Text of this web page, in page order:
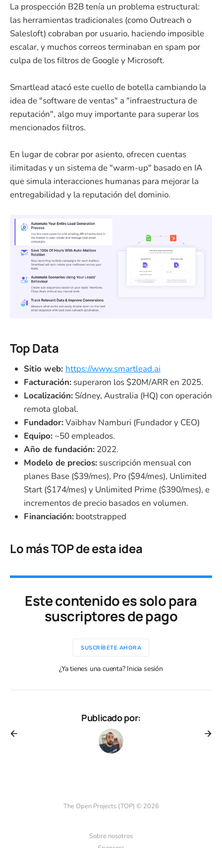
La prospección B2B tenía un problema estructural:
las herramientas tradicionales (como Outreach o
Salesloft) cobraban por usuario, haciendo imposible
escalar, y muchos correos terminaban en spam por
culpa de los filtros de Google y Microsoft.
Smartlead atacó este cuello de botella cambiando la
idea de "software de ventas" a "infraestructura de
reputación", algo muy importante para superar los
mencionados filtros.
En lugar de cobrar por asiento, ofrecen cuentas
ilimitadas y un sistema de "warm-up" basado en IA
que simula interacciones humanas para mejorar la
entregabilidad y la reputación del dominio.
Top Data
Sitio web: https://www.smartlead.ai
Facturación: superaron los $20M/ARR en 2025.
Localización: Sídney, Australia (HQ) con operación
remota global.
Fundador:Vaibhav Namburi (Fundador y CEO)
Equipo: ~50 empleados.
Año de fundación: 2022.
Modelo de precios: suscripción mensual con
planes Base ($39/mes), Pro ($94/mes), Unlimited
Start ($174/mes) y Unlimited Prime ($390/mes), e
incrementos de precio basados en volumen.
Financiación: bootstrapped
Lo más TOP de esta idea
Este contenido es solo para
suscriptores de pago
SUSCRÍBETE AHORA
¿Ya tienes una cuenta? Inicia sesión
Publicado por:
The Open Projects (TOP) © 2026
Sobre nosotros